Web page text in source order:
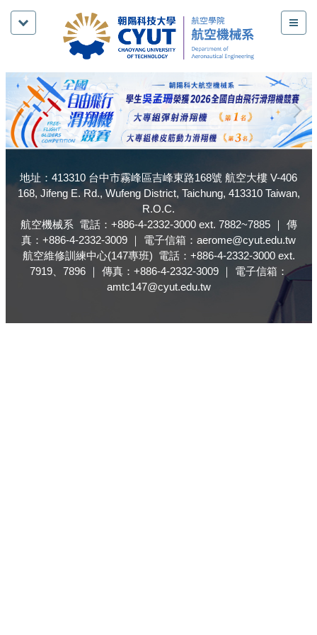
跳
內
容
區
地址：413310 台中市霧峰區吉峰東路168號 航空大樓 V-406
168, Jifeng E. Rd., Wufeng District, Taichung, 413310 Taiwan,
R.O.C.
航空機械系 電話：+886-4-2332-3000 ext. 7882~7885 ｜ 傳
真：+886-4-2332-3009 ｜ 電子信箱：aerome@cyut.edu.tw
航空維修訓練中心(147專班) 電話：+886-4-2332-3000 ext.
7919、7896 ｜ 傳真：+886-4-2332-3009 ｜ 電子信箱：
amtc147@cyut.edu.tw